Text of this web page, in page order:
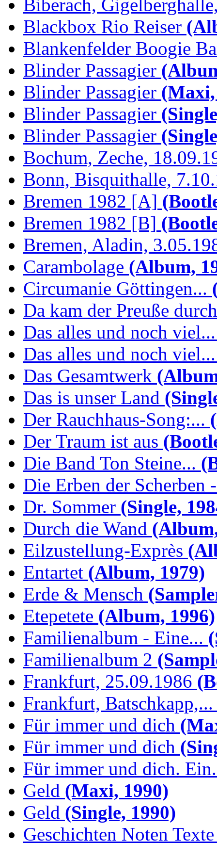
Biberach,
Blackbox Rio Reiser
Blankenfelder Boogie
Blinder Passagier
Blinder Passagier
Blinder Passagier
Blinder Passagier
Bochum, Zeche,
Bonn, Bisquithalle,
Bremen 1982 [A]
Bremen 1982 [B]
Bremen, Aladin,
Carambolage (Album,
Circumanie Göttingen...
Da kam der Preuße durch
Das alles und noch viel...
Das alles und noch viel...
Das Gesamtwerk
Das is unser Land
Der Rauchhaus-Song:...
Der Traum ist aus
Die Band Ton Steine...
Die Erben der Scherben
Dr. Sommer (Single,
Durch die Wand
Eilzustellung-Exprès
Entartet (Album, 1979)
Erde & Mensch
Etepetete (Album, 1996)
Familienalbum - Eine...
Familienalbum 2
Frankfurt, 25.09.1986
Frankfurt, Batschkapp,...
Für immer und dich
Für immer und dich
Für immer und dich.
Geld (Maxi, 1990)
Geld (Single, 1990)
Geschichten Noten